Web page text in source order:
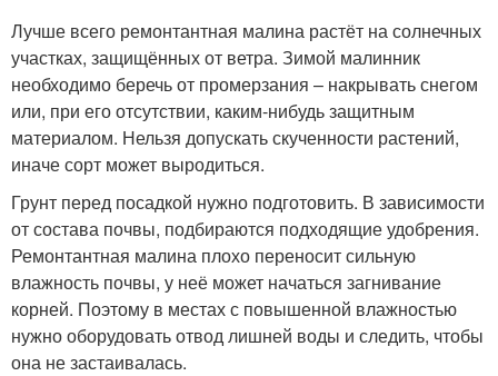
Лучше всего ремонтантная малина растёт на солнечных
участках, защищённых от ветра. Зимой малинник
необходимо беречь от промерзания – накрывать снегом
или, при его отсутствии, каким-нибудь защитным
материалом. Нельзя допускать скученности растений,
иначе сорт может выродиться.
Грунт перед посадкой нужно подготовить. В зависимости
от состава почвы, подбираются подходящие удобрения.
Ремонтантная малина плохо переносит сильную
влажность почвы, у неё может начаться загнивание
корней. Поэтому в местах с повышенной влажностью
нужно оборудовать отвод лишней воды и следить, чтобы
она не застаивалась.